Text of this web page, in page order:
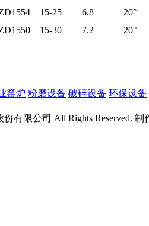
15-25 6.8
20°
15-30 7.2 20°
窑炉 粉磨设备 破碎设备 环保设备
有限公司 All Rights Reserved.